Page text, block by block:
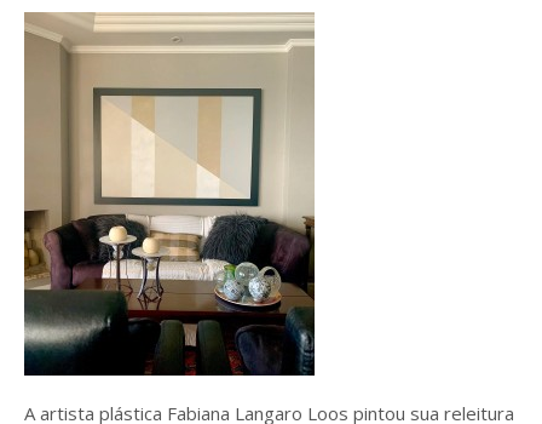
TEXTOS
A artista plástica Fabiana Langaro Loos pintou sua releitura